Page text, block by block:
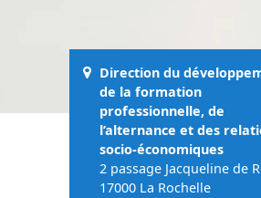
Direction du
de la formation
professionnelle, de
l’alternance et des
socio-économiques
2 passage Jacqueline de
17000 La Rochelle